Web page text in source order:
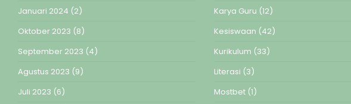
Januari 2024 (2)
Oktober 2023 (8)
September 2023 (4)
Agustus 2023 (9)
Juli 2023 (6)
Karya Guru (12)
Kesiswaan (42)
Kurikulum (33)
Literasi (3)
Mostbet(1)